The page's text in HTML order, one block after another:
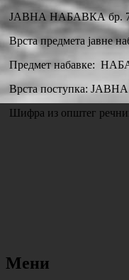
ЈАВНА НАБАВКА бр.
Врста предмета
Предмет набавке:
Врста поступка:
Шифра из општег
Мени